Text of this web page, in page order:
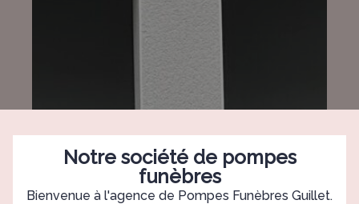
Notre société de pompes
funèbres
Bienvenue à l'agence de Pompes Funèbres Guillet.